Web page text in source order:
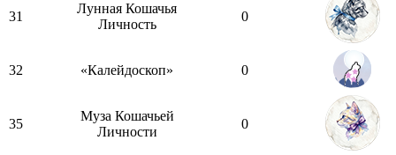
31
Лунная Кошачья
Личность
0
32 «Калейдоскоп» 0
35
Муза Кошачьей
Личности
0